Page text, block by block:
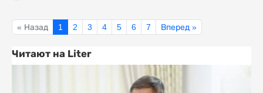
« Назад 1 2 3 4 5 6 7 Вперед »
Читают на Liter